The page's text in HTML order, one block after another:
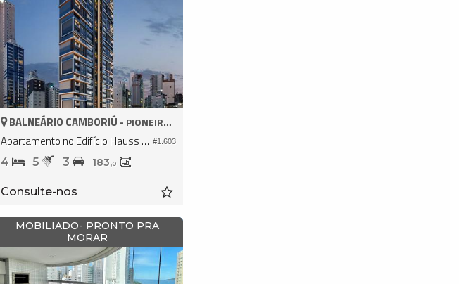
#1.603
BALNEÁRIO CAMBORIÚ - PIONEIROS
Apartamento no Edifício Hauss Residenz
4 5 3 183,0
Consulte-nos
MOBILIADO- PRONTO PRA
MORAR